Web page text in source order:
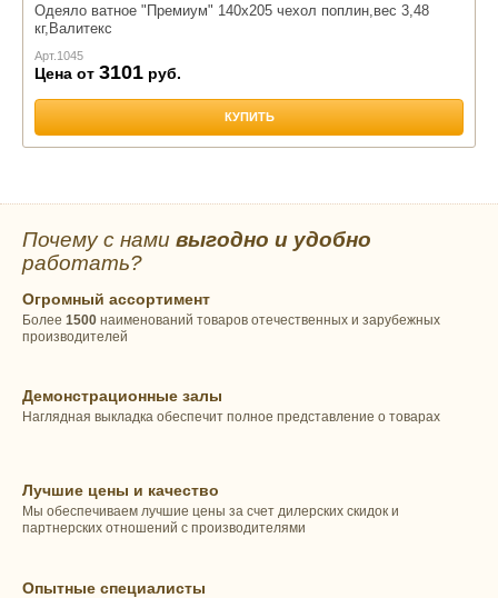
Одеяло ватное "Премиум" 140х205 чехол поплин,вес 3,48
кг,Валитекс
Арт. 1045
Цена от 3101 руб.
КУПИТЬ
Почему с нами выгодно и удобно
работать?
Огромный ассортимент
Более 1500 наименований товаров отечественных и зарубежных
производителей
Демонстрационные залы
Наглядная выкладка обеспечит полное представление о товарах
Лучшие цены и качество
Мы обеспечиваем лучшие цены за счет дилерских скидок и
партнерских отношений с производителями
Опытные специалисты